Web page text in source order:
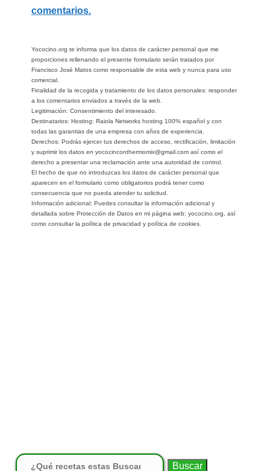
comentarios.
Yococino.org te informa que los datos de carácter personal que me
proporciones rellenando el presente formulario serán tratados por
Francisco José Matos como responsable de esta web y nunca para uso
comercial.
Finalidad de la recogida y tratamiento de los datos personales: responder
a los comentarios enviados a través de la web.
Legitimación: Consentimiento del interesado.
Destinatarios: Hosting: Raiola Networks hosting 100% español y con
todas las garantias de una empresa con años de experiencia.
Derechos: Podrás ejercer tus derechos de acceso, rectificación, limitación
y suprimir los datos en yococinconthermomix@gmail.com así como el
derecho a presentar una reclamación ante una autoridad de control.
El hecho de que no introduzcas los datos de carácter personal que
aparecen en el formulario como obligatorios podrá tener como
consecuencia que no pueda atender tu solicitud.
Información adicional: Puedes consultar la información adicional y
detallada sobre Protección de Datos en mi página web: yococino.org, así
como consultar la política de privacidad y política de cookies.
Buscar: